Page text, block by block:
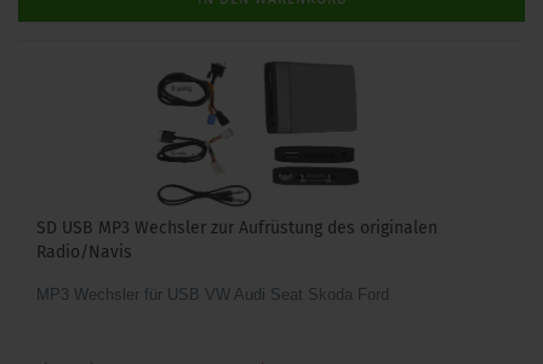
SD USB MP3 Wechsler zur Aufrüstung des originalen
Radio/Navis
MP3 Wechsler für USB VW Audi Seat Skoda Ford